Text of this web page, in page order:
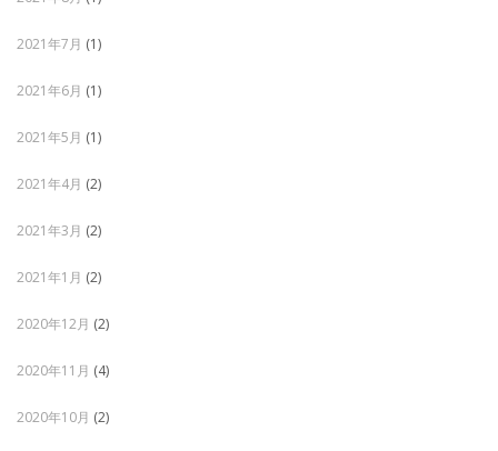
2021年7月 (1)
2021年6月 (1)
2021年5月 (1)
2021年4月 (2)
2021年3月 (2)
2021年1月 (2)
2020年12月 (2)
2020年11月 (4)
2020年10月 (2)